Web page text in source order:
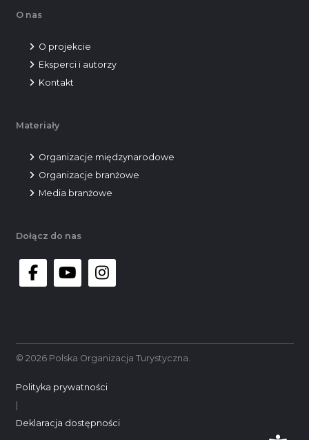
O nas
O projekcie
Eksperci i autorzy
Kontakt
Materiały
Organizacje międzynarodowe
Organizacje branżowe
Media branżowe
Dołącz do nas
facebookyoutube instagram
© 2026 Polska Organizacja Turystyczna.
Polityka prywatności
Deklaracja dostępności